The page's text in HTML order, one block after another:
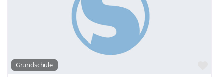
Grundschule